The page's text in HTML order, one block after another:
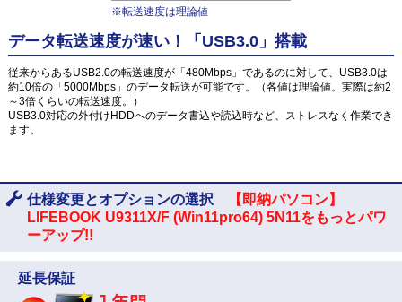
※転送速度は理論値
データ転送速度が速い！「USB3.0」搭載
従来からあるUSB2.0の転送速度が「480Mbps」であるのに対して、USB3.0は
約10倍の「5000Mbps」のデータ転送が可能です。（各値は理論値。実際は約2
～3倍くらいの転送速度。）
USB3.0対応の外付けHDDへのデータ書込や読込時など、ストレスなく作業でき
ます。
仕様変更とオプションの選択
【即納パソコン】
LIFEBOOK U9311X/F (Win11pro64) 5N11をもっとパワ
ーアップ!!
延長保証